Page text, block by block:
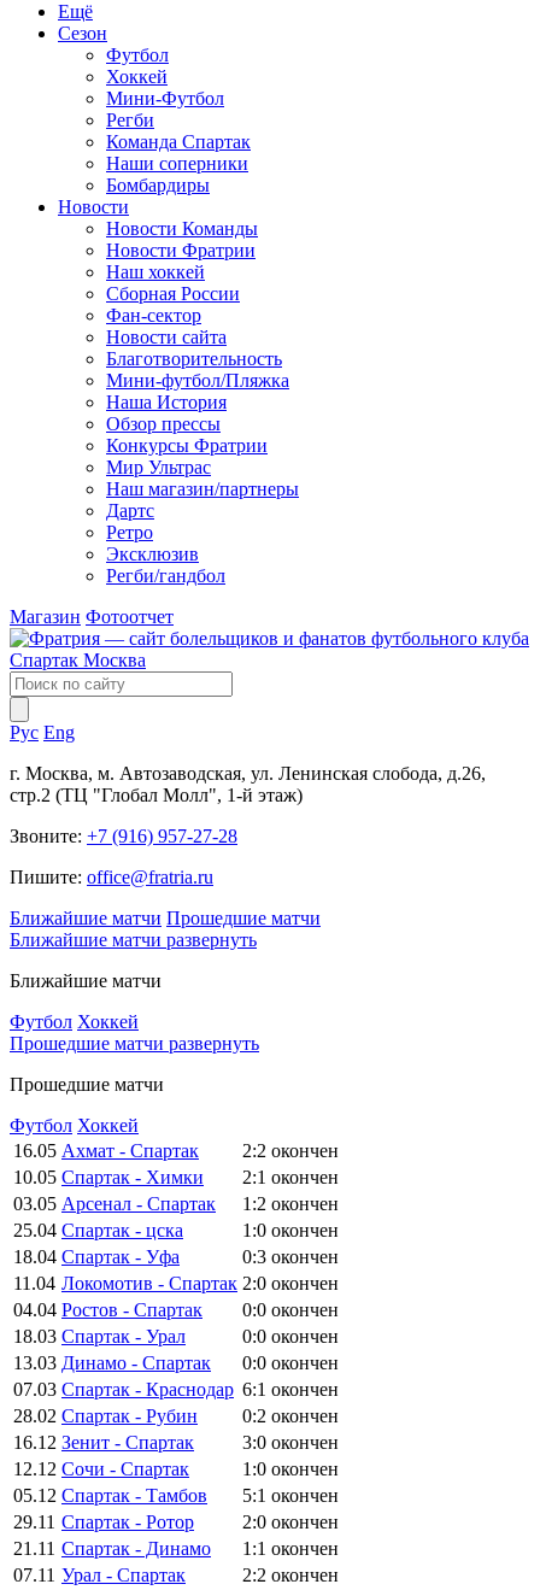
Ещё
Сезон
Футбол
Хоккей
Мини-Футбол
Регби
Команда Спартак
Наши соперники
Бомбардиры
Новости
Новости Команды
Новости Фратрии
Наш хоккей
Сборная России
Фан-cектор
Новости сайта
Благотворительность
Мини-футбол/Пляжка
Наша История
Обзор прессы
Конкурсы Фратрии
Мир Ультрас
Наш магазин/партнеры
Дартс
Ретро
Эксклюзив
Регби/гандбол
Магазин Фотоотчет
Рус Eng
г. Москва, м. Автозаводская, ул. Ленинская слобода, д.26,
стр.2 (ТЦ "Глобал Молл", 1-й этаж)
Звоните: +7 (916) 957-27-28
Пишите: office@fratria.ru
Ближайшие матчи Прошедшие матчи
Ближайшие матчи развернуть
Ближайшие матчи
Футбол Хоккей
Прошедшие матчи развернуть
Прошедшие матчи
Футбол Хоккей
16.05 Ахмат - Спартак 2:2 окончен
10.05 Спартак - Химки 2:1 окончен
03.05 Арсенал - Спартак 1:2 окончен
25.04 Спартак - цска 1:0 окончен
18.04 Спартак - Уфа 0:3 окончен
11.04 Локомотив - Спартак 2:0 окончен
04.04 Ростов - Спартак 0:0 окончен
18.03 Спартак - Урал 0:0 окончен
13.03 Динамо - Спартак 0:0 окончен
07.03 Спартак - Краснодар 6:1 окончен
28.02 Спартак - Рубин 0:2 окончен
16.12 Зенит - Спартак 3:0 окончен
12.12 Сочи - Спартак 1:0 окончен
05.12 Спартак - Тамбов 5:1 окончен
29.11 Спартак - Ротор 2:0 окончен
21.11 Спартак - Динамо 1:1 окончен
07.11 Урал - Спартак 2:2 окончен